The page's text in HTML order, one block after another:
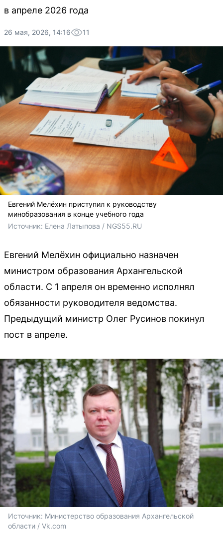
в апреле 2026 года
26 мая, 2026, 14:16 11
Евгений Мелёхин приступил к руководству
минобразования в конце учебного года
Источник: Елена Латыпова / NGS55.RU
Евгений Мелёхин официально назначен
министром образования Архангельской
области. С 1 апреля он временно исполнял
обязанности руководителя ведомства.
Предыдущий министр Олег Русинов покинул
пост в апреле.
Источник: Министерство образования Архангельской
области / Vk.com